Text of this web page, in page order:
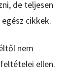
de teljesen
cikkek.
nem
ellen.